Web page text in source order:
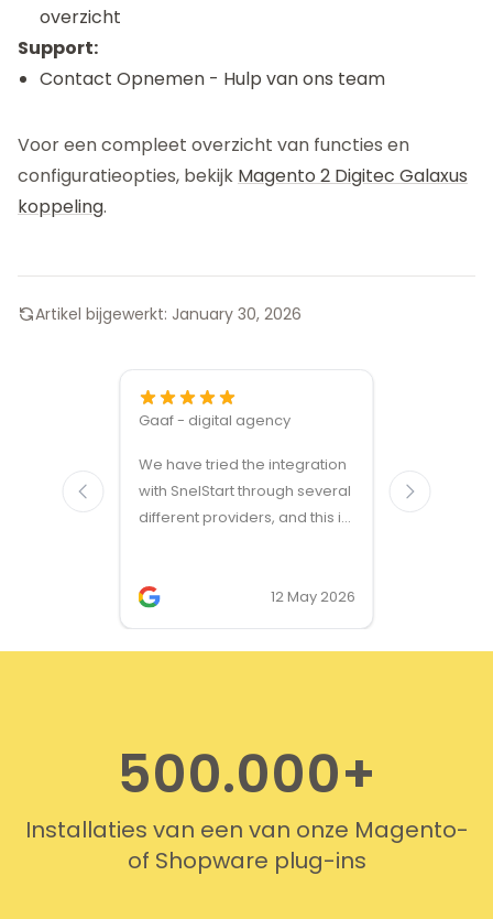
overzicht
Support:
Contact Opnemen - Hulp van ons team
Voor een compleet overzicht van functies en
configuratieopties, bekijk Magento 2 Digitec Galaxus
koppeling.
Artikel bijgewerkt: January 30, 2026
Gaaf - digital agency
We have tried the integration
with SnelStart through several
different providers, and this is
two occasions, and it was
provided quickly and
professionally. We do
12 May 2026
modules
500.000+
Installaties van een van onze Magento-
of Shopware plug-ins